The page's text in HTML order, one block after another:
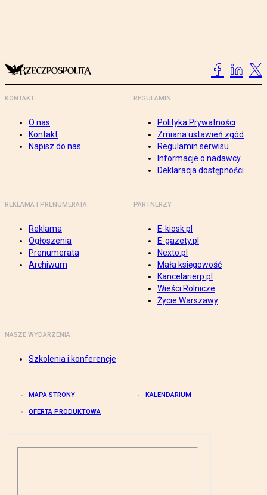
KONTAKT
O nas
Kontakt
Napisz do nas
REGULAMIN
Polityka Prywatności
Zmiana ustawień zgód
Regulamin serwisu
Informacje o nadawcy
Deklaracja dostępności
REKLAMA I PRENUMERATA
Reklama
Ogłoszenia
Prenumerata
Archiwum
PARTNERZY
E-kiosk.pl
E-gazety.pl
Nexto.pl
Mała księgowość
Kancelarierp.pl
Wieści Rolnicze
Życie Warszawy
NASZE WYDARZENIA
Szkolenia i konferencje
MAPA STRONY KALENDARIUM
OFERTA PRODUKTOWA